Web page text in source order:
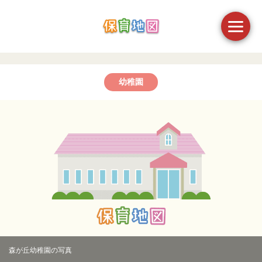
幼稚園
森が丘幼稚園の写真